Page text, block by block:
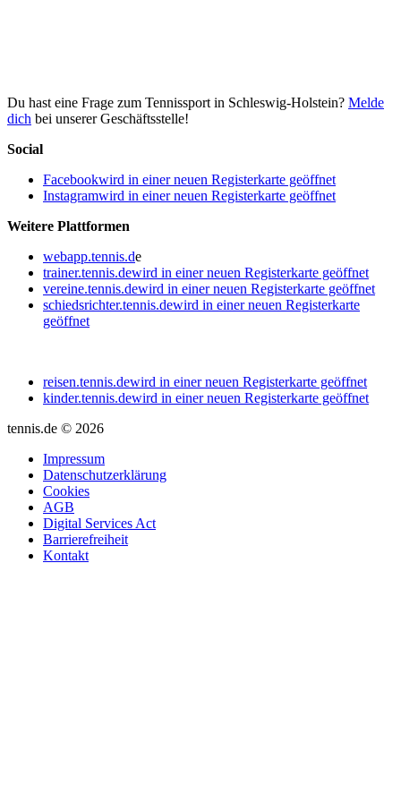
Du hast eine Frage zum Tennissport in Schleswig-Holstein? Melde
dich bei unserer Geschäftsstelle!
Social
Facebookwird in einer neuen Registerkarte geöffnet
Instagramwird in einer neuen Registerkarte geöffnet
Weitere Plattformen
webapp.tennis.de
trainer.tennis.dewird in einer neuen Registerkarte geöffnet
vereine.tennis.dewird in einer neuen Registerkarte geöffnet
schiedsrichter.tennis.dewird in einer neuen Registerkarte
geöffnet
reisen.tennis.dewird in einer neuen Registerkarte geöffnet
kinder.tennis.dewird in einer neuen Registerkarte geöffnet
tennis.de © 2026
Impressum
Datenschutzerklärung
Cookies
AGB
Digital Services Act
Barrierefreiheit
Kontakt